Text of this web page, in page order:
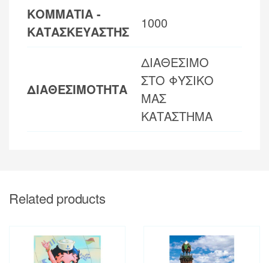
ΚΟΜΜΑΤΙΑ -
ΚΑΤΑΣΚΕΥΑΣΤΗΣ
1000
ΔΙΑΘΕΣΙΜΟΤΗΤΑ
ΔΙΑΘΕΣΙΜΟ
ΣΤΟ ΦΥΣΙΚΟ
ΜΑΣ
ΚΑΤΑΣΤΗΜΑ
Related products